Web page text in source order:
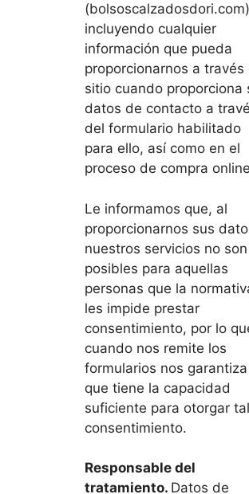
incluyendo cualquier
información que pueda
proporcionarnos a través
sitio cuando proporciona
datos de contacto a
del formulario habilitado
para ello, así como en el
proceso de compra
Le informamos que, al
proporcionarnos sus
nuestros servicios no son
posibles para aquellas
personas que la
les impide prestar
consentimiento, por lo
cuando nos remite los
formularios nos garantiza
que tiene la capacidad
suficiente para otorgar tal
consentimiento.
Responsable del
tratamiento. Datos de